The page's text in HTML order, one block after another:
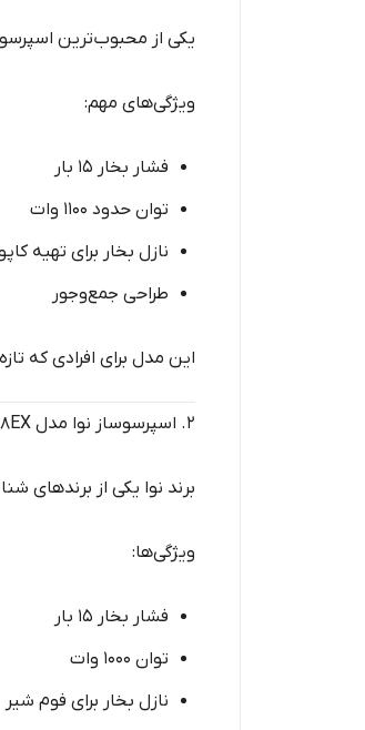
یکی از محبوب‌ترین
ویژگی‌های مهم:
فشار بخار ۱۵ بار
توان حدود ۱۱۰۰ وات
نازل بخار برای تهیه
طراحی جمع‌وجور
این مدل برای افرادی که
۲. اسپرسوساز نوا مدل NCM-128EX
برند نوا یکی از
ویژگی‌ها:
فشار بخار ۱۵ بار
توان ۱۰۰۰ وات
نازل بخار برای فوم شیر